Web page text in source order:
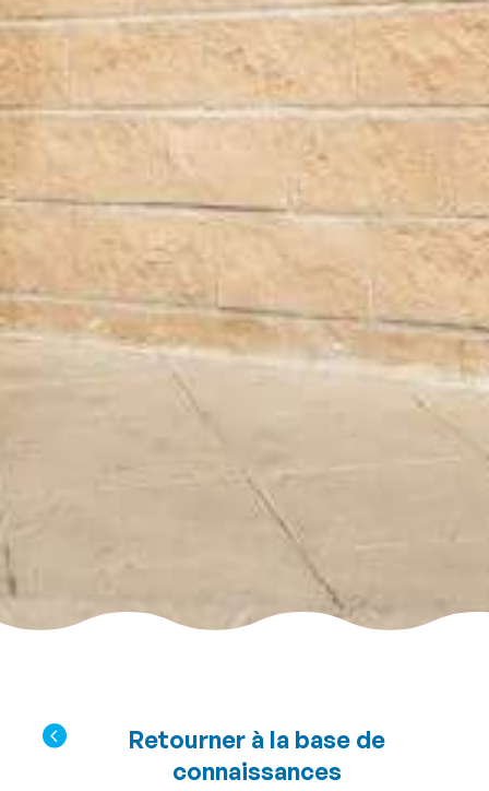
Retourner à la base de
connaissances